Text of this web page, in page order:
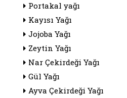
Portakal yağı
Kayısı Yağı
Jojoba Yağı
Zeytin Yağı
Nar Çekirdeği Yağı
Gül Yağı
Ayva Çekirdeği Yağı